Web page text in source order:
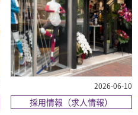
2026-06-10
採用情報（求人情報）